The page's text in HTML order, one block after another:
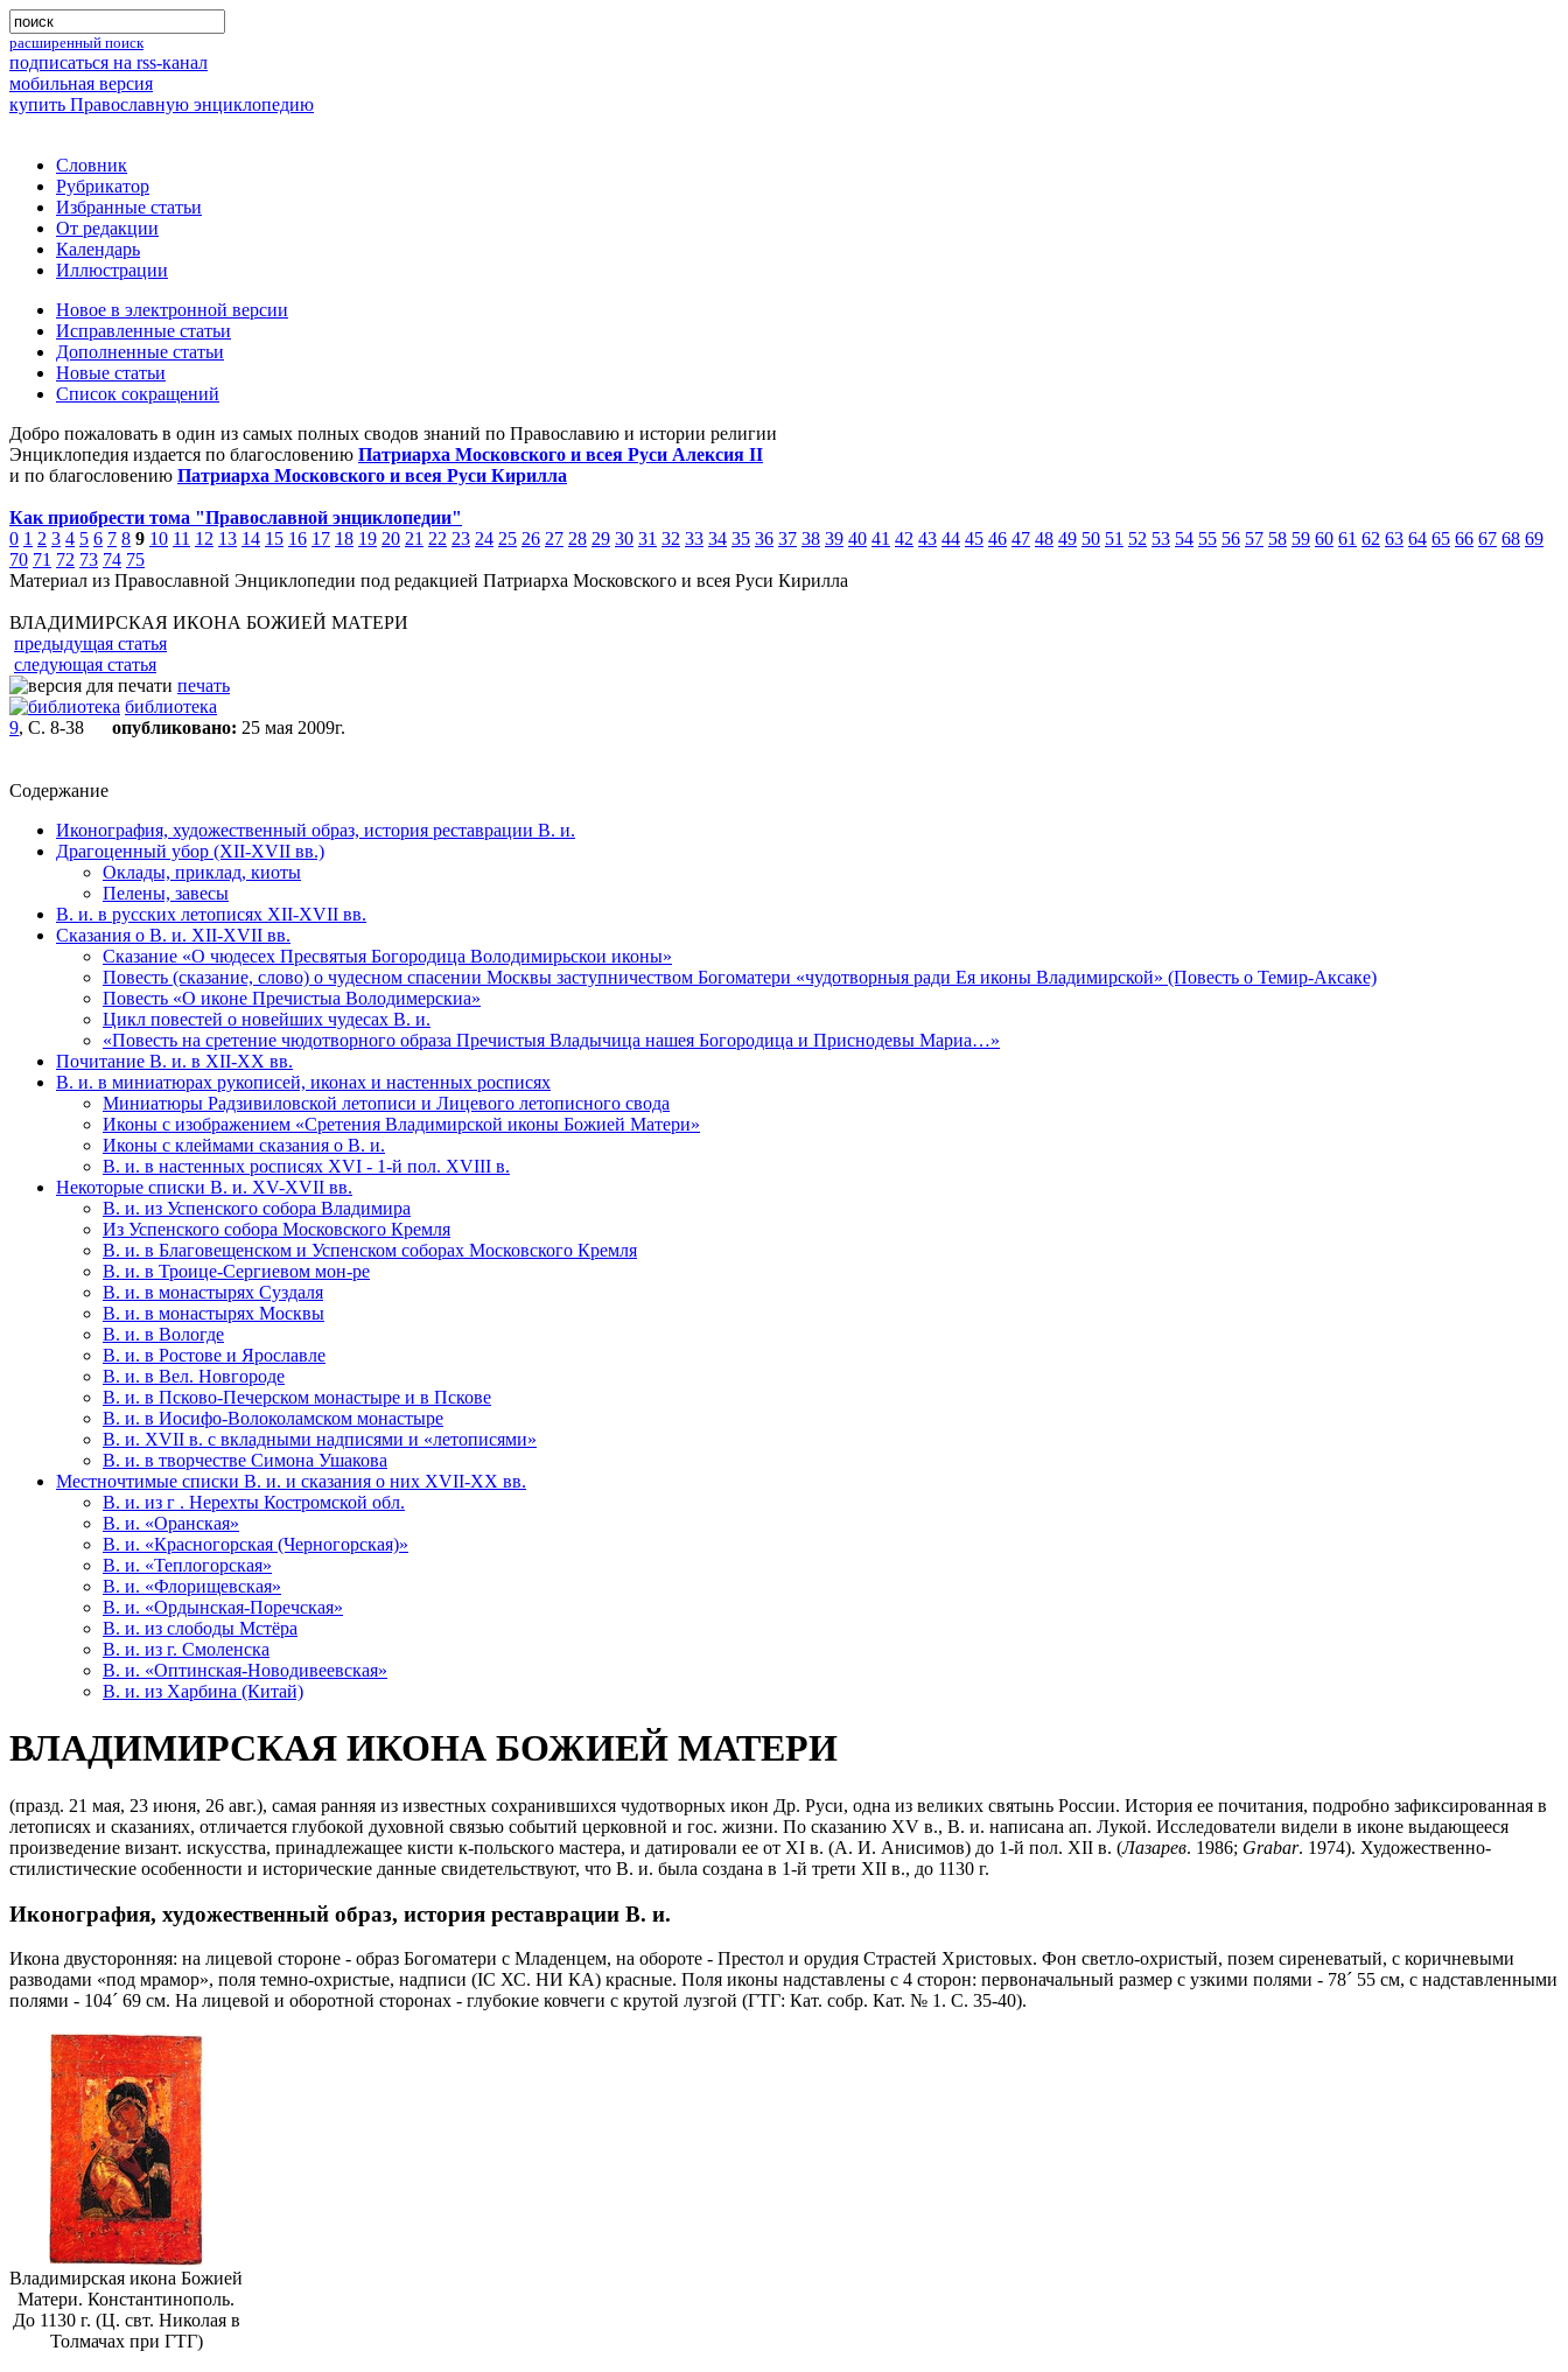
расширенный поиск
подписаться на rss-канал
мобильная версия
купить Православную энциклопедию
Словник
Рубрикатор
Избранные статьи
От редакции
Календарь
Иллюстрации
Новое в электронной версии
Исправленные статьи
Дополненные статьи
Новые статьи
Список сокращений
Добро пожаловать в один из самых полных сводов знаний по Православию и истории религии
Энциклопедия издается по благословению Патриарха Московского и всея Руси Алексия II
и по благословению Патриарха Московского и всея Руси Кирилла
Как приобрести тома "Православной энциклопедии"
0 1 2 3 4 5 6 7 8 9 10 11 12 13 14 15 16 17 18 19 20 21 22 23 24 25 26 27 28 29 30 31 32 33 34 35 36 37 38 39 40 41 42 43 44 45 46 47 48 49 50 51 52 53 54 55 56 57 58 59 60 61 62 63 64 65 66 67 68 69
70 71 72 73 74 75
Материал из Православной Энциклопедии под редакцией Патриарха Московского и всея Руси Кирилла
ВЛАДИМИРСКАЯ ИКОНА БОЖИЕЙ МАТЕРИ
предыдущая статья
следующая статья
печать
библиотека
9, С. 8-38 опубликовано: 25 мая 2009г.
Содержание
Иконография, художественный образ, история реставрации В. и.
Драгоценный убор (XII-XVII вв.)
Оклады, приклад, киоты
Пелены, завесы
В. и. в русских летописях XII-XVII вв.
Сказания о В. и. XII-XVII вв.
Сказание «О чюдесех Пресвятыя Богородица Володимирьскои иконы»
Повесть (сказание, слово) о чудесном спасении Москвы заступничеством Богоматери «чудотворныя ради Ея иконы Владимирской» (Повесть о Темир-Аксаке)
Повесть «О иконе Пречистыа Володимерскиа»
Цикл повестей о новейших чудесах В. и.
«Повесть на сретение чюдотворного образа Пречистыя Владычица нашея Богородица и Приснодевы Мариа…»
Почитание В. и. в XII-XX вв.
В. и. в миниатюрах рукописей, иконах и настенных росписях
Миниатюры Радзивиловской летописи и Лицевого летописного свода
Иконы с изображением «Сретения Владимирской иконы Божией Матери»
Иконы с клеймами сказания о В. и.
В. и. в настенных росписях XVI - 1-й пол. XVIII в.
Некоторые списки В. и. XV-XVII вв.
В. и. из Успенского собора Владимира
Из Успенского собора Московского Кремля
В. и. в Благовещенском и Успенском соборах Московского Кремля
В. и. в Троице-Сергиевом мон-ре
В. и. в монастырях Суздаля
В. и. в монастырях Москвы
В. и. в Вологде
В. и. в Ростове и Ярославле
В. и. в Вел. Новгороде
В. и. в Псково-Печерском монастыре и в Пскове
В. и. в Иосифо-Волоколамском монастыре
В. и. XVII в. с вкладными надписями и «летописями»
В. и. в творчестве Симона Ушакова
Местночтимые списки В. и. и сказания о них XVII-XX вв.
В. и. из г . Нерехты Костромской обл.
В. и. «Оранская»
В. и. «Красногорская (Черногорская)»
В. и. «Теплогорская»
В. и. «Флорищевская»
В. и. «Ордынская-Поречская»
В. и. из слободы Мстёра
В. и. из г. Смоленска
В. и. «Оптинская-Новодивеевская»
В. и. из Харбина (Китай)
ВЛАДИМИРСКАЯ ИКОНА БОЖИЕЙ МАТЕРИ
(празд. 21 мая, 23 июня, 26 авг.), самая ранняя из известных сохранившихся чудотворных икон Др. Руси, одна из великих святынь России. История ее почитания, подробно зафиксированная в
летописях и сказаниях, отличается глубокой духовной связью событий церковной и гос. жизни. По сказанию XV в., В. и. написана ап. Лукой. Исследователи видели в иконе выдающееся
произведение визант. искусства, принадлежащее кисти к-польского мастера, и датировали ее от XI в. (А. И. Анисимов) до 1-й пол. XII в. (Лазарев. 1986; Grabar. 1974). Художественно-
стилистические особенности и исторические данные свидетельствуют, что В. и. была создана в 1-й трети XII в., до 1130 г.
Иконография, художественный образ, история реставрации В. и.
Икона двусторонняя: на лицевой стороне - образ Богоматери с Младенцем, на обороте - Престол и орудия Страстей Христовых. Фон светло-охристый, позем сиреневатый, с коричневыми
разводами «под мрамор», поля темно-охристые, надписи (IС ХС. НИ КА) красные. Поля иконы надставлены с 4 сторон: первоначальный размер с узкими полями - 78´ 55 см, с надставленными
полями - 104´ 69 см. На лицевой и оборотной сторонах - глубокие ковчеги с крутой лузгой (ГТГ: Кат. собр. Кат. № 1. С. 35-40).
Владимирская икона Божией
Матери. Константинополь.
До 1130 г. (Ц. свт. Николая в
Толмачах при ГТГ)